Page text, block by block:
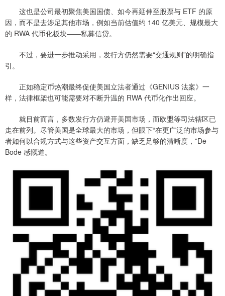
这也是公司最初聚焦美国国债、如今再延伸至股票与 ETF 的原
因，而不是去涉足其他市场，例如当前估值约 140 亿美元、规模最大
的 RWA 代币化板块——私募信贷。
不过，要进一步推动采用，发行方仍然需要“交通规则”的明确指
引。
正如稳定币热潮最终促使美国立法者通过《GENIUS 法案》一
样，法律框架也可能需要对不断升温的 RWA 代币化作出回应。
就目前而言，多数发行方仍避开美国市场，而欧盟等司法辖区已
走在前列。尽管美国是全球最大的市场，但眼下“在更广泛的市场参与
者如何以合规方式与这些资产交互方面，缺乏足够的清晰度，”De
Bode 感慨道。